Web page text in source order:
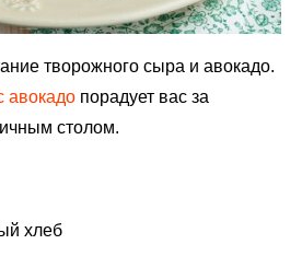
творожного сыра и авокадо.
авокадо порадует вас за
столом.
хлеб